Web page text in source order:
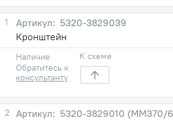
1
5320-3829039
Кронштейн
Наличие
Обратитесь к
консультанту
К схеме
2
5320-3829010 (ММ370/